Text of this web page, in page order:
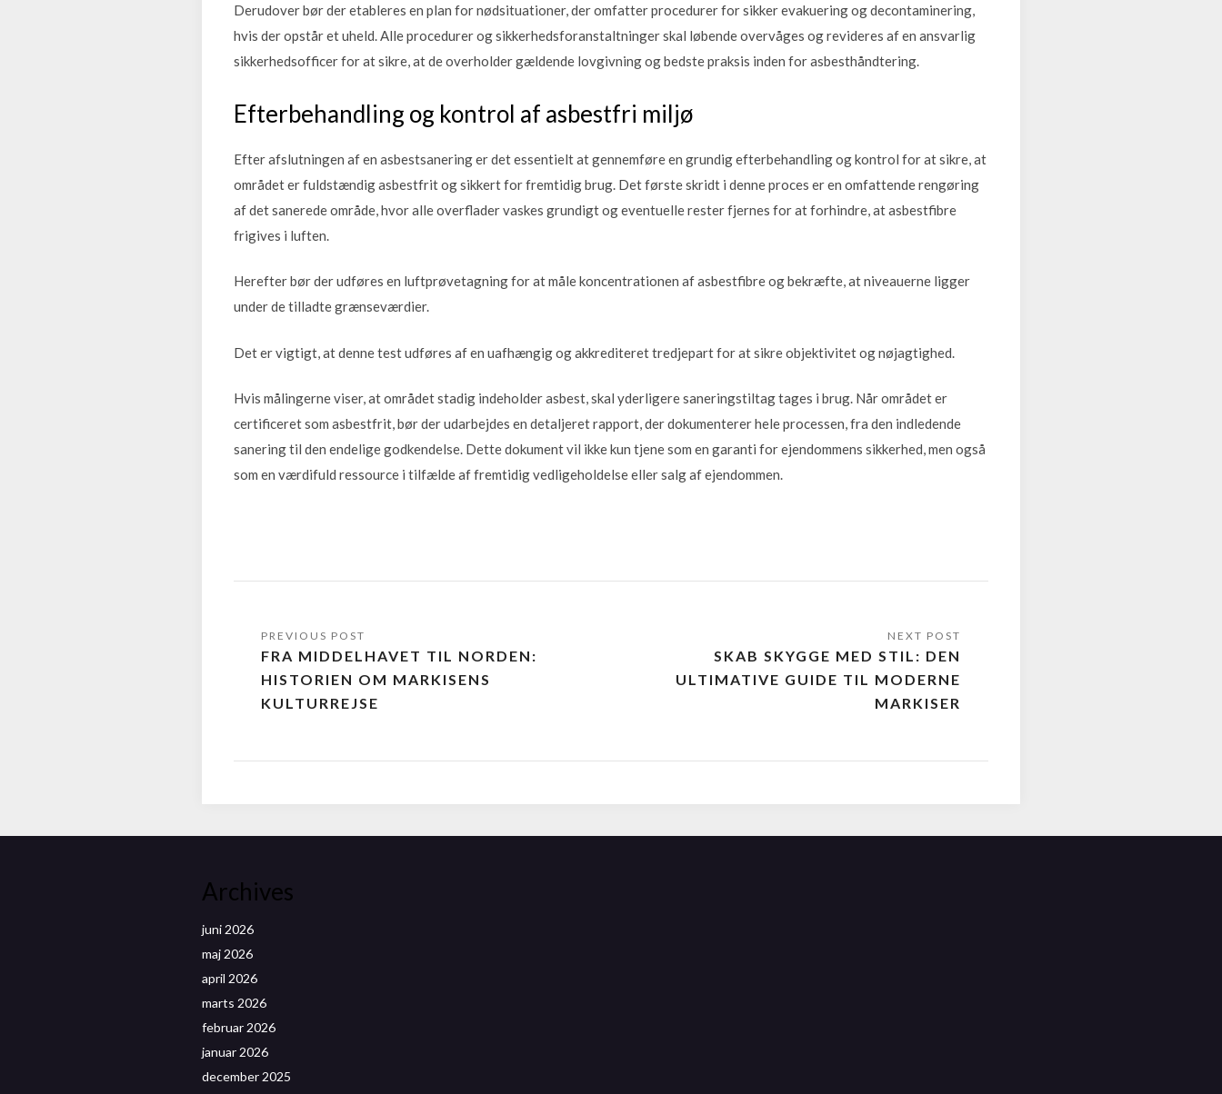
Derudover bør der etableres en plan for nødsituationer, der omfatter procedurer for sikker evakuering og decontaminering,
hvis der opstår et uheld. Alle procedurer og sikkerhedsforanstaltninger skal løbende overvåges og revideres af en ansvarlig
sikkerhedsofficer for at sikre, at de overholder gældende lovgivning og bedste praksis inden for asbesthåndtering.
Efterbehandling og kontrol af asbestfri miljø
Efter afslutningen af en asbestsanering er det essentielt at gennemføre en grundig efterbehandling og kontrol for at sikre, at
området er fuldstændig asbestfrit og sikkert for fremtidig brug. Det første skridt i denne proces er en omfattende rengøring
af det sanerede område, hvor alle overflader vaskes grundigt og eventuelle rester fjernes for at forhindre, at asbestfibre
frigives i luften.
Herefter bør der udføres en luftprøvetagning for at måle koncentrationen af asbestfibre og bekræfte, at niveauerne ligger
under de tilladte grænseværdier.
Det er vigtigt, at denne test udføres af en uafhængig og akkrediteret tredjepart for at sikre objektivitet og nøjagtighed.
Hvis målingerne viser, at området stadig indeholder asbest, skal yderligere saneringstiltag tages i brug. Når området er
certificeret som asbestfrit, bør der udarbejdes en detaljeret rapport, der dokumenterer hele processen, fra den indledende
sanering til den endelige godkendelse. Dette dokument vil ikke kun tjene som en garanti for ejendommens sikkerhed, men også
som en værdifuld ressource i tilfælde af fremtidig vedligeholdelse eller salg af ejendommen.
FRA MIDDELHAVET TIL NORDEN:
HISTORIEN OM MARKISENS
KULTURREJSE
SKAB SKYGGE MED STIL: DEN
ULTIMATIVE GUIDE TIL MODERNE
MARKISER
Archives
juni 2026
maj 2026
april 2026
marts 2026
februar 2026
januar 2026
december 2025